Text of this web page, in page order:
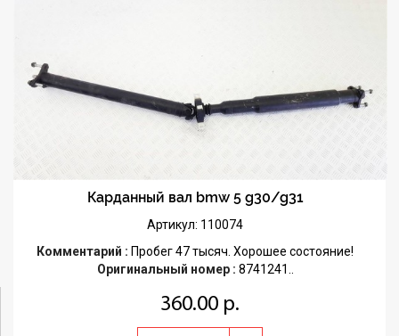
Карданный вал bmw 5 g30/g31
Артикул: 110074
Комментарий : Пробег 47 тысяч. Хорошее состояние!
Оригинальный номер : 8741241..
360.00 р.